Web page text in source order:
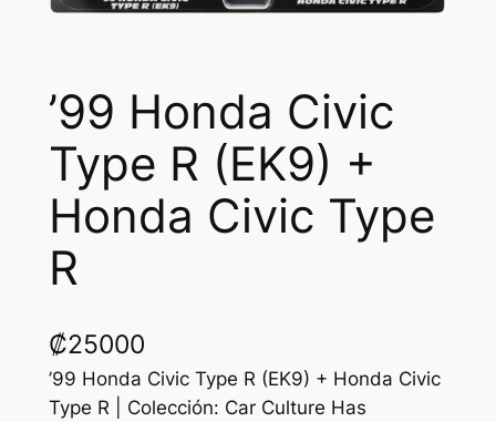
’99 Honda Civic
Type R (EK9) +
Honda Civic Type
R
₡25000
’99 Honda Civic Type R (EK9) + Honda Civic
Type R | Colección: Car Culture Has